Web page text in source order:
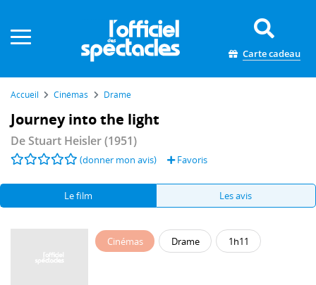
Carte cadeau
Accueil Cinémas Drame
Journey into the light
DeStuart Heisler(1951)
(donner mon avis) Favoris
Le film Les avis
Cinémas Drame 1h11